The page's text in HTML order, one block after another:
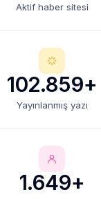
Aktif haber sitesi
102.859+
Yayınlanmış yazı
1.649+